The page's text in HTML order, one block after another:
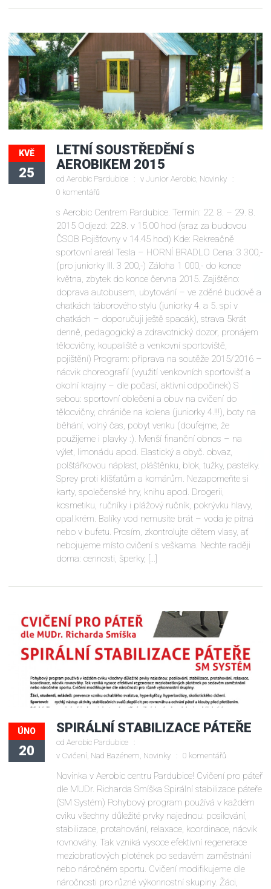
KVĚ
25
LETNÍ SOUSTŘEDĚNÍ S
AEROBIKEM 2015
od Aerobic Pardubice v Junior Aerobic Novinky
0 komentářů
s Aerobic Centrem Pardubice. Termín: 22. 8. – 29. 8.
2015 Odjezd: 22.8. v 15.00 hod (sraz za budovou
ČSOB Pojišťovny v 14.45 hod) Kde: Rekreačně
sportovní areál Tesla – HORNÍ BRADLO Cena: 3 300,-
(pro juniorky III. 3 200,-) Záloha 1 000,- do konce
května, zbytek do konce června 2015. Zajištěno:
doprava autobusem, ubytování – ve zděné budově a
chatkách táborového stylu (juniorky 4. a 5. spí v
chatkách – doporučuji ještě spacák), strava 5krát
denně, pedagogický a zdravotnický dozor, pronájem
tělocvičny, koupaliště a venkovní sportoviště,
pojištění) Program: příprava na soutěže 2015/2016 –
nácvik choreografií (využití venkovních sportovišť a
okolní krajiny – dle počasí, aktivní odpočinek) S
sebou: sportovní oblečení a obuv na cvičení do
tělocvičny, chrániče na kolena (juniorky 4.!!!), boty na
běhání, volný čas, pobyt venku (doufejme, že
použijeme i plavky :). Menší finanční obnos – na
výlet, limonádu apod. Elastický a obyč. obvaz,
polštářkovou náplast, pláštěnku, blok, tužky, pastelky.
Sprey proti klíšťatům a komárům. Nezapomeňte si
karty, společenské hry, knihu apod. Drogerii,
kosmetiku, ručníky i plážový ručník, pokrývku hlavy,
opal.krém. Balíky vod nemusíte brát – voda je pitná
nebo v bufetu. Prosím, zkontrolujte dětem vlasy, ať
nebojujeme místo cvičení s veškama. Nechte raději
doma: cennosti, šperky, […]
ÚNO
20
SPIRÁLNÍ STABILIZACE PÁTEŘE
od Aerobic Pardubice
v Cvičení, Nad Bazénem, Novinky 0 komentářů
Novinka v Aerobic centru Pardubice! Cvičení pro páteř
dle MUDr. Richarda Smíška Spirální stabilizace páteře
(SM Systém) Pohybový program používá v každém
cviku všechny důležité prvky najednou: posilování,
stabilizace, protahování, relaxace, koordinace, nácvik
rovnováhy. Tak vzniká vysoce efektivní regenerace
meziobratlových plotének po sedavém zaměstnání
nebo náročném sportu. Cvičení modifikujeme dle
náročnosti pro různé výkonnostní skupiny. Žáci,